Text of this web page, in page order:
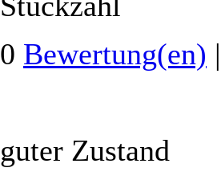
0 Bewertung(en)
guter Zustand